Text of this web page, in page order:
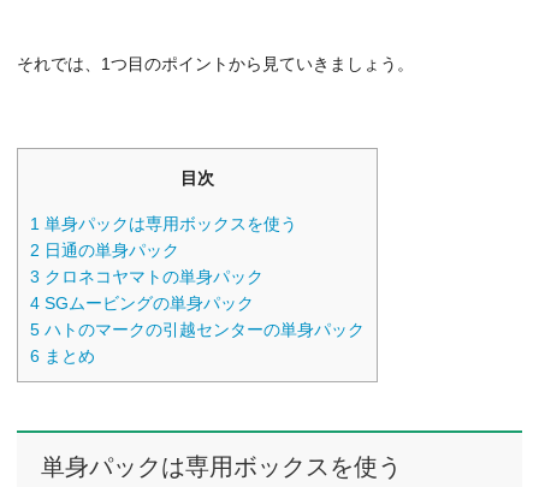
それでは、1つ目のポイントから見ていきましょう。
目次
1 単身パックは専用ボックスを使う
2 日通の単身パック
3 クロネコヤマトの単身パック
4 SGムービングの単身パック
5 ハトのマークの引越センターの単身パック
6 まとめ
単身パックは専用ボックスを使う